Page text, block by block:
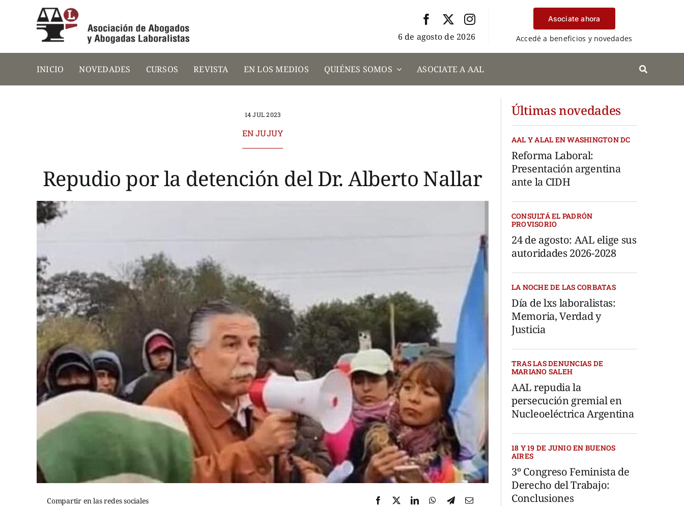
6 de agosto de 2026
Asociate ahora
Accedé a beneficios y novedades
INICIO NOVEDADES CURSOS REVISTA EN LOS MEDIOS QUIÉNES SOMOS ASOCIATE A AAL
14 JUL 2023
EN JUJUY
Repudio por la detención del Dr. Alberto Nallar
Compartir en las redes sociales
Últimas novedades
AAL Y ALAL EN WASHINGTON DC
Reforma Laboral:
Presentación argentina
ante la CIDH
CONSULTÁ EL PADRÓN
PROVISORIO
24 de agosto: AAL elige sus
autoridades 2026-2028
LA NOCHE DE LAS CORBATAS
Día de lxs laboralistas:
Memoria, Verdad y
Justicia
TRAS LAS DENUNCIAS DE
MARIANO SALEH
AAL repudia la
persecución gremial en
Nucleoeléctrica Argentina
18 Y 19 DE JUNIO EN BUENOS
AIRES
3º Congreso Feminista de
Derecho del Trabajo:
Conclusiones